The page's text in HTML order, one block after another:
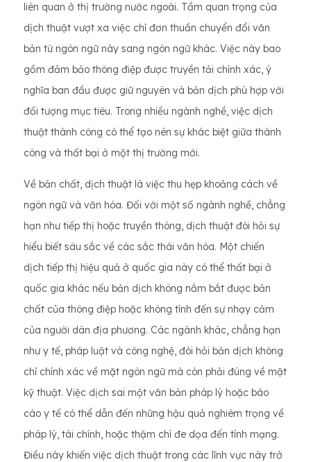
liên quan ở thị trường nước ngoài. Tầm quan trọng của
dịch thuật vượt xa việc chỉ đơn thuần chuyển đổi văn
bản từ ngôn ngữ này sang ngôn ngữ khác. Việc này bao
gồm đảm bảo thông điệp được truyền tải chính xác, ý
nghĩa ban đầu được giữ nguyên và bản dịch phù hợp với
đối tượng mục tiêu. Trong nhiều ngành nghề, việc dịch
thuật thành công có thể tạo nên sự khác biệt giữa thành
công và thất bại ở một thị trường mới.
Về bản chất, dịch thuật là việc thu hẹp khoảng cách về
ngôn ngữ và văn hóa. Đối với một số ngành nghề, chẳng
hạn như tiếp thị hoặc truyền thông, dịch thuật đòi hỏi sự
hiểu biết sâu sắc về các sắc thái văn hóa. Một chiến
dịch tiếp thị hiệu quả ở quốc gia này có thể thất bại ở
quốc gia khác nếu bản dịch không nắm bắt được bản
chất của thông điệp hoặc không tính đến sự nhạy cảm
của người dân địa phương. Các ngành khác, chẳng hạn
như y tế, pháp luật và công nghệ, đòi hỏi bản dịch không
chỉ chính xác về mặt ngôn ngữ mà còn phải đúng về mặt
kỹ thuật. Việc dịch sai một văn bản pháp lý hoặc báo
cáo y tế có thể dẫn đến những hậu quả nghiêm trọng về
pháp lý, tài chính, hoặc thậm chí đe dọa đến tính mạng.
Điều này khiến việc dịch thuật trong các lĩnh vực này trở